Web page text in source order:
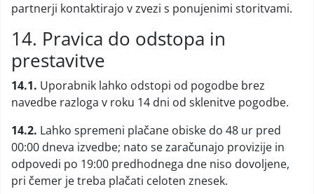
partnerji kontaktirajo v zvezi s ponujenimi storitvami.
14. Pravica do odstopa in
prestavitve
14.1. Uporabnik lahko odstopi od pogodbe brez
navedbe razloga v roku 14 dni od sklenitve pogodbe.
14.2. Lahko spremeni plačane obiske do 48 ur pred
00:00 dneva izvedbe; nato se zaračunajo provizije in
odpovedi po 19:00 predhodnega dne niso dovoljene,
pri čemer je treba plačati celoten znesek.